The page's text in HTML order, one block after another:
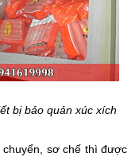
bị bảo quản xúc xích
chuyển, sơ chế thì được